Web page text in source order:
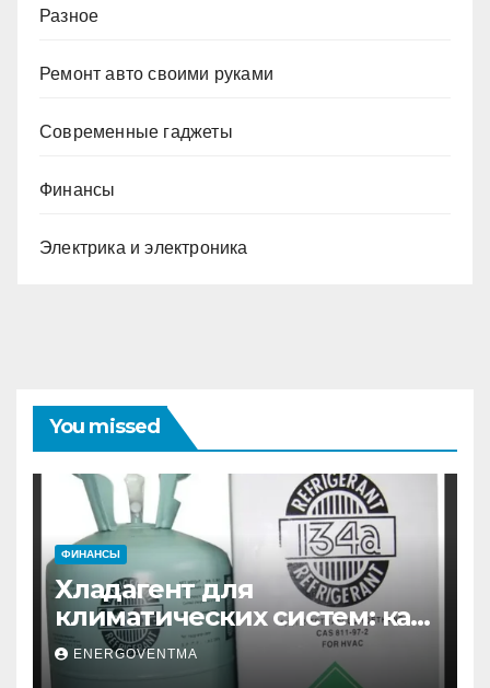
Разное
Ремонт авто своими руками
Современные гаджеты
Финансы
Электрика и электроника
You missed
ФИНАНСЫ
Хладагент для
климатических систем: как
выбрать и купить фреон в
Санкт-Петербурге
ENERGOVENTMA